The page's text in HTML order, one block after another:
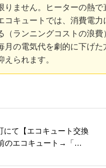
りません。ヒーターの熱
コキュートでは、消費電
（ランニングコストの浪
月の電気代を劇的に下げ
られます。
にて【エコキュート交換
のエコキュート→「三